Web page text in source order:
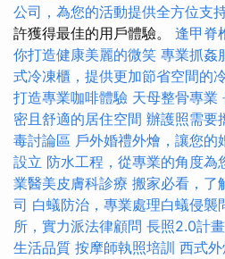
公司，為您的活動提供全方位支
許獲得最佳的用戶體驗。 逢甲脊
你打造健康美麗的微笑 專業抓姦
式冷凍櫃，提供更加節省空間的
打造專業咖啡體驗 天母整骨專業
密且舒適的居住空間 辦護照需要
毒討論區 戶外婚禮外燴，讓您的
設立 防水工程，從專業的角度為
業醫美皮膚科診療 搬家必看，了
司 白蟻防治，專業處理白蟻侵襲
所，實力派法律顧問 長照2.0計
生活品質 按摩師執照培訓 西式